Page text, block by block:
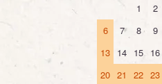
1
2
6
7 8 9
13 14 15 16
20 21 22 23